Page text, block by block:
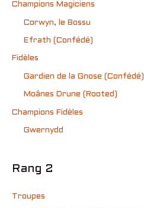
Champions Magiciens
Corwyn, le Bossu
Efrath (Confédé)
Fidèles
Gardien de la Gnose (Confédé)
Moânes Drune (Rooted)
Champions Fidèles
Gwernydd
Rang 2
Troupes